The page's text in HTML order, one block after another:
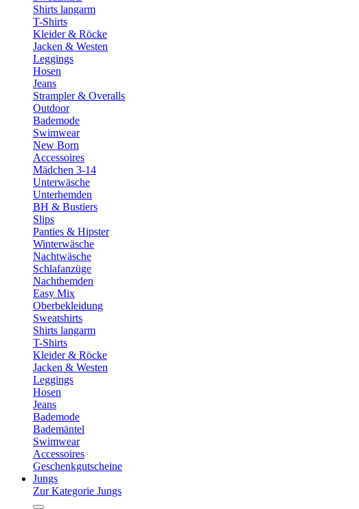
Shirts langarm
T-Shirts
Kleider & Röcke
Jacken & Westen
Leggings
Hosen
Jeans
Strampler & Overalls
Outdoor
Bademode
Swimwear
New Born
Accessoires
Mädchen 3-14
Unterwäsche
Unterhemden
BH & Bustiers
Slips
Panties & Hipster
Winterwäsche
Nachtwäsche
Schlafanzüge
Nachthemden
Easy Mix
Oberbekleidung
Sweatshirts
Shirts langarm
T-Shirts
Kleider & Röcke
Jacken & Westen
Leggings
Hosen
Jeans
Bademode
Bademäntel
Swimwear
Accessoires
Geschenkgutscheine
Jungs
Zur Kategorie Jungs